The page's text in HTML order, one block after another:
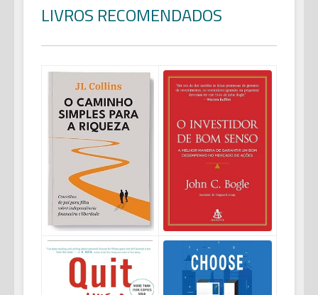
LIVROS RECOMENDADOS